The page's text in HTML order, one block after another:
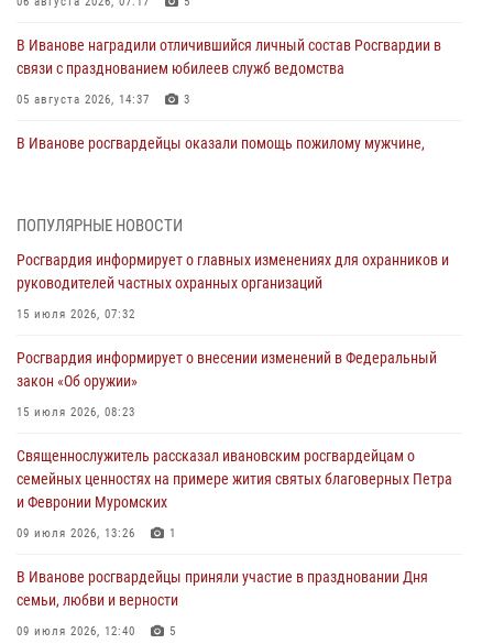
В Иванове наградили отличившийся личный состав Росгвардии в
связи с празднованием юбилеев служб ведомства
05 августа 2026, 14:37 3
В Иванове росгвардейцы оказали помощь пожилому мужчине,
торжественных мероприятиях, посвященных празднованию Дня
Воздушно-десантных войск
02 августа 2026, 11:46
Мероприятия в рамках акции «Каникулы с Росгвардией»
продолжаются в Ивановской области
31 июля 2026, 11:08
В Ивановской области при содействии Росгвардии задержаны
подозреваемые в серии автомобильных краж
30 июля 2026, 12:41
празднования Дня Крещения Руси
ПОПУЛЯРНЫЕ НОВОСТИ
Росгвардия информирует о главных изменениях для охранников и
руководителей частных охранных организаций
15 июля 2026, 07:32
Росгвардия информирует о внесении изменений в Федеральный
закон «Об оружии»
15 июля 2026, 08:23
Священнослужитель рассказал ивановским росгвардейцам о
семейных ценностях на примере жития святых благоверных Петра
и Февронии Муромских
09 июля 2026, 13:26 1
В Иванове росгвардейцы приняли участие в праздновании Дня
семьи, любви и верности
09 июля 2026, 12:40 5